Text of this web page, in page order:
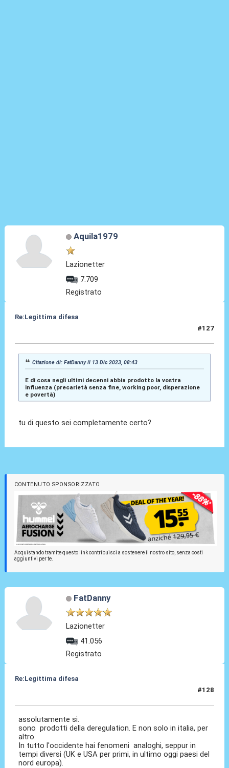
Aquila1979
Lazionetter
7.709
Registrato
Re:Legittima difesa
#127
Citazione di: FatDanny il 13 Dic 2023, 08:43
E di cosa negli ultimi decenni abbia prodotto la vostra
influenza (precarietà senza fine, working poor, disperazione
e povertà)
tu di questo sei completamente certo?
CONTENUTO SPONSORIZZATO
Acquistando tramite questo link contribuisci a sostenere il nostro sito, senza costi
aggiuntivi per te.
FatDanny
Lazionetter
41.056
Registrato
Re:Legittima difesa
#128
assolutamente si.
sono prodotti della deregulation. E non solo in italia, per
altro.
In tutto l'occidente hai fenomeni analoghi, seppur in
tempi diversi (UK e USA per primi, in ultimo oggi paesi del
nord europa).